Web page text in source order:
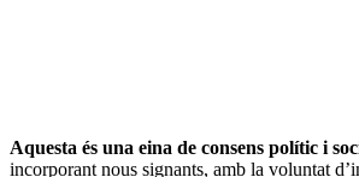
Aquesta és una eina de consens polític i
incorporant nous signants, amb la voluntat